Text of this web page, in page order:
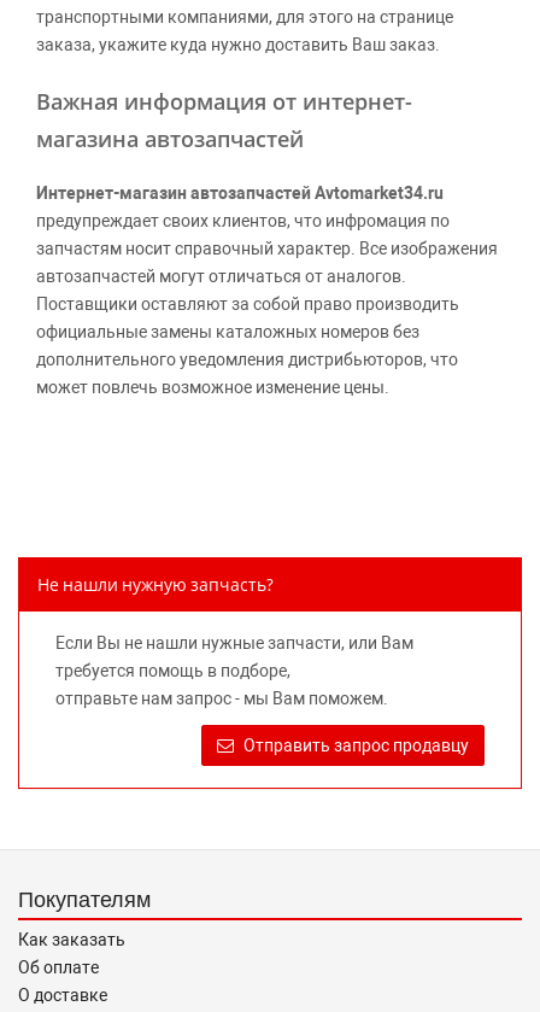
транспортными компаниями, для этого на странице
заказа, укажите куда нужно доставить Ваш заказ.
Важная информация от интернет-
магазина автозапчастей
Интернет-магазин автозапчастей Avtomarket34.ru
предупреждает своих клиентов, что инфромация по
запчастям носит справочный характер. Все изображения
автозапчастей могут отличаться от аналогов.
Поставщики оставляют за собой право производить
официальные замены каталожных номеров без
дополнительного уведомления дистрибьюторов, что
может повлечь возможное изменение цены.
предлагаемых к продаже запасных частей для
правообладателей указанных товарных знаков.
Требование предоставлять покупателю необходимую и
достоверную информацию о товаре, предлагаемом к
продаже, обеспечивающую возможность их правильного
выбора возложено на продавца (изготовителя) Законом
«О защите прав потребителей».
Не нашли нужную запчасть?
Если Вы не нашли нужные запчасти, или Вам
требуется помощь в подборе,
отправьте нам запрос - мы Вам поможем.
Отправить запрос продавцу
Покупателям
Как заказать
Об оплате
О доставке